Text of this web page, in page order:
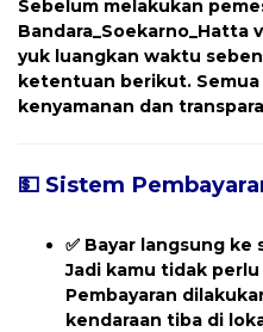
Sebelum melakukan
Bandara_Soekarno_Hatta
yuk luangkan waktu
ketentuan berikut.
kenyamanan dan
💵 Sistem
✅ Bayar langsung ke
Jadi kamu tidak
Pembayaran
kendaraan tiba di